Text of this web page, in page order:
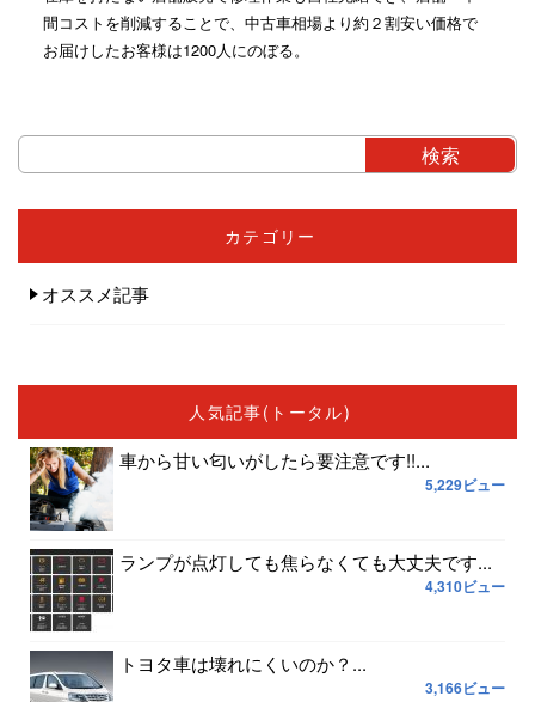
間コストを削減することで、中古車相場より約２割安い価格で
お届けしたお客様は1200人にのぼる。
カテゴリー
オススメ記事
人気記事(トータル)
車から甘い匂いがしたら要注意です!!...
5,229ビュー
ランプが点灯しても焦らなくても大丈夫です...
4,310ビュー
トヨタ車は壊れにくいのか？...
3,166ビュー